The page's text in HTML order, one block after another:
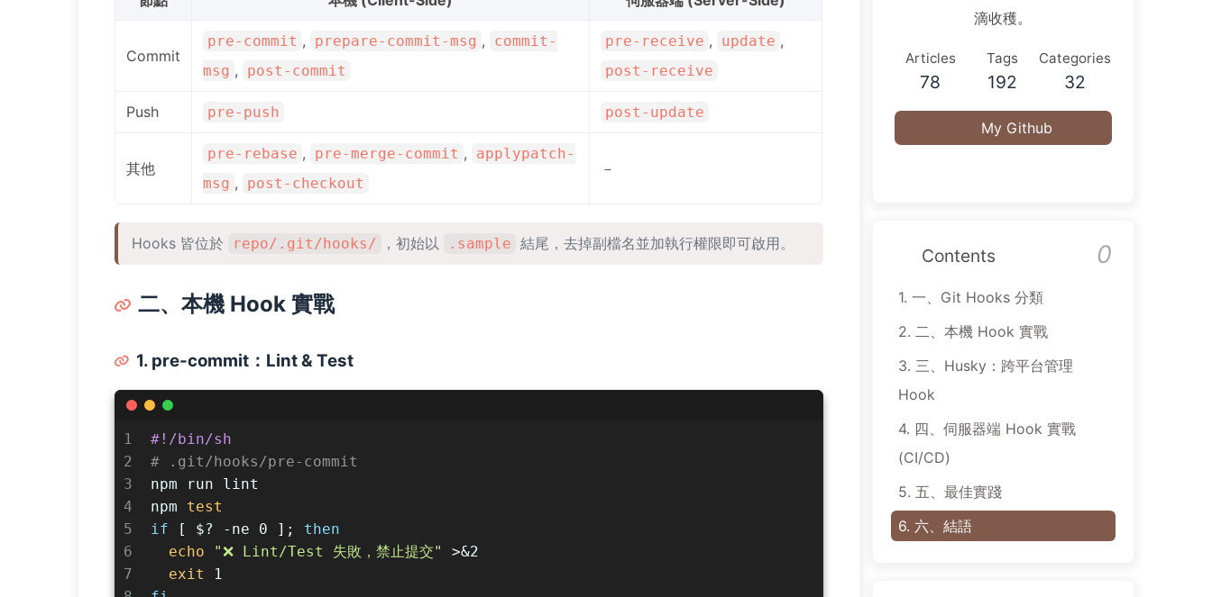
Commit
pre-commit , prepare-commit-msg ,
commit-
msg , post-commit
pre-receive , update ,
post-receive
Push pre-push post-update
其他
pre-rebase , pre-merge-commit ,
applypatch-
msg , post-checkout
－
Hooks 皆位於 repo/.git/hooks/ ，初始以 .sample 結尾，去掉副檔名並加執行權限即可啟用。
二、本機 Hook 實戰
1. pre-commit：Lint & Test
1
2
3
4
5
6
7
#!/bin/sh
# .git/hooks/pre-commit
npm run lint
npm test
if [ $? -ne 0 ]; then
echo
"❌ Lint/Test 失敗，禁止提交"
>&2
exit
1
滴收穫。
Articles
78
Tags
192
Categories
32
My Github
Contents 0
1. 一、Git Hooks 分類
2. 二、本機 Hook 實戰
3. 三、Husky：跨平台管理
Hook
4. 四、伺服器端 Hook 實戰
(CI/CD)
5. 五、最佳實踐
6. 六、結語